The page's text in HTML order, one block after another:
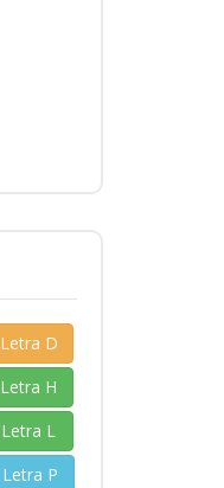
Letra D
Letra H
Letra L
Letra P